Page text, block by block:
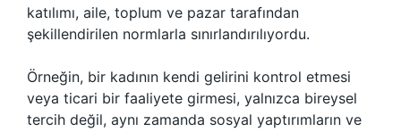
katılımı, aile, toplum ve pazar tarafından
şekillendirilen normlarla sınırlandırılıyordu.
Örneğin, bir kadının kendi gelirini kontrol etmesi
veya ticari bir faaliyete girmesi, yalnızca bireysel
tercih değil, aynı zamanda sosyal yaptırımların ve